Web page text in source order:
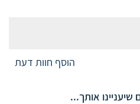
הוסף חוות דעת
שיעניינו אותך...